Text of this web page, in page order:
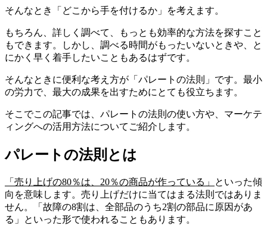
そんなとき「どこから手を付けるか」を考えます。
もちろん、詳しく調べて、もっとも効率的な方法を探すこと
もできます。しかし、調べる時間がもったいないときや、と
にかく早く着手したいこともあるはずです。
そんなときに便利な考え方が「パレートの法則」です。最小
の労力で、最大の成果を出すためにとても役立ちます。
そこでこの記事では、パレートの法則の使い方や、マーケテ
ィングへの活用方法についてご紹介します。
パレートの法則とは
「売り上げの80％は、20％の商品が作っている」
といった傾
向を意味します。売り上げだけに当てはまる法則ではありま
せん。「故障の8割は、全部品のうち2割の部品に原因があ
る」といった形で使われることもあります。